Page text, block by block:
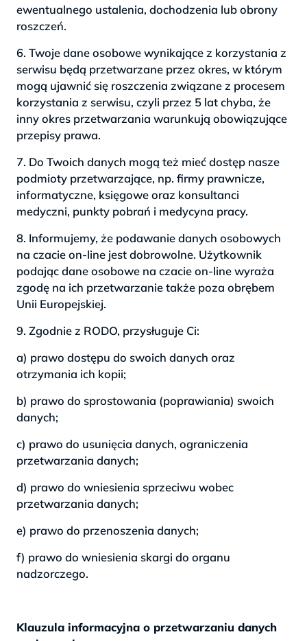
ewentualnego ustalenia, dochodzenia lub obrony
roszczeń.
6. Twoje dane osobowe wynikające z korzystania z
serwisu będą przetwarzane przez okres, w którym
mogą ujawnić się roszczenia związane z procesem
korzystania z serwisu, czyli przez 5 lat chyba, że
inny okres przetwarzania warunkują obowiązujące
przepisy prawa.
7. Do Twoich danych mogą też mieć dostęp nasze
podmioty przetwarzające, np. firmy prawnicze,
informatyczne, księgowe oraz konsultanci
medyczni, punkty pobrań i medycyna pracy.
8. Informujemy, że podawanie danych osobowych
na czacie on-line jest dobrowolne. Użytkownik
podając dane osobowe na czacie on-line wyraża
zgodę na ich przetwarzanie także poza obrębem
Unii Europejskiej.
9. Zgodnie z RODO, przysługuje Ci:
a) prawo dostępu do swoich danych oraz
otrzymania ich kopii;
b) prawo do sprostowania (poprawiania) swoich
danych;
c) prawo do usunięcia danych, ograniczenia
przetwarzania danych;
d) prawo do wniesienia sprzeciwu wobec
przetwarzania danych;
e) prawo do przenoszenia danych;
f) prawo do wniesienia skargi do organu
nadzorczego.
Klauzula informacyjna o przetwarzaniu danych